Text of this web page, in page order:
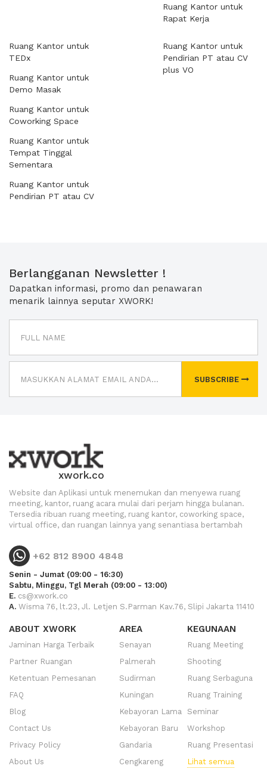
Ruang Kantor untuk
Rapat Kerja
Ruang Kantor untuk
TEDx
Ruang Kantor untuk
Demo Masak
Ruang Kantor untuk
Coworking Space
Ruang Kantor untuk
Tempat Tinggal
Sementara
Ruang Kantor untuk
Pendirian PT atau CV
Ruang Kantor untuk
Pendirian PT atau CV
plus VO
Berlangganan Newsletter !
Dapatkan informasi, promo dan penawaran
menarik lainnya seputar XWORK!
SUBSCRIBE
xwork.co
Website dan Aplikasi untuk menemukan dan menyewa ruang
meeting, kantor, ruang acara mulai dari perjam hingga bulanan.
Tersedia ribuan ruang meeting, ruang kantor, coworking space,
virtual office, dan ruangan lainnya yang senantiasa bertambah
+62 812 8900 4848
Senin - Jumat (09:00 - 16:30)
Sabtu, Minggu, Tgl Merah (09:00 - 13:00)
E. cs@xwork.co
A. Wisma 76, lt.23, Jl. Letjen S.Parman Kav.76, Slipi Jakarta 11410
ABOUT XWORK
Jaminan Harga Terbaik
Partner Ruangan
Ketentuan Pemesanan
FAQ
Blog
Contact Us
Privacy Policy
About Us
AREA
Senayan
Palmerah
Sudirman
Kuningan
Kebayoran Lama
Kebayoran Baru
Gandaria
Cengkareng
KEGUNAAN
Ruang Meeting
Shooting
Ruang Serbaguna
Ruang Training
Seminar
Workshop
Ruang Presentasi
Lihat semua